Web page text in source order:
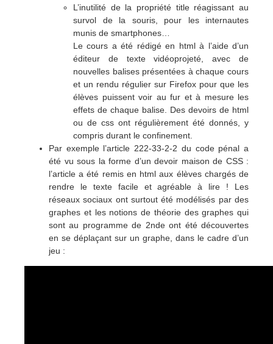
L’inutilité de la propriété title réagissant au
survol de la souris, pour les internautes
munis de smartphones…
Le cours a été rédigé en html à l’aide d’un
éditeur de texte vidéoprojeté, avec de
nouvelles balises présentées à chaque cours
et un rendu régulier sur Firefox pour que les
élèves puissent voir au fur et à mesure les
effets de chaque balise. Des devoirs de html
ou de css ont régulièrement été donnés, y
compris durant le confinement.
Par exemple l’article 222-33-2-2 du code pénal a
été vu sous la forme d’un devoir maison de CSS :
l’article a été remis en html aux élèves chargés de
rendre le texte facile et agréable à lire ! Les
réseaux sociaux ont surtout été modélisés par des
graphes et les notions de théorie des graphes qui
sont au programme de 2nde ont été découvertes
en se déplaçant sur un graphe, dans le cadre d’un
jeu :